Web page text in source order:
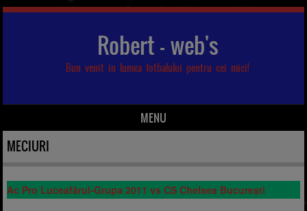
Robert – web's
Bun venit in lumea fotbalului pentru cei mici!
MENU
Skip to content
MECIURI
Ac Pro Luceafărul-Grupa 2011 vs CS Chelsea București